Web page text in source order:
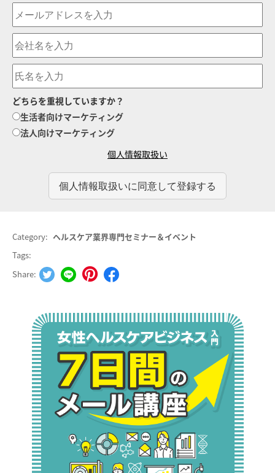
どちらを重視していますか？
生活者向けマーケティング
法人向けマーケティング
個人情報取扱い
Category: ヘルスケア業界専門セミナー＆イベント
Tags:
Share: